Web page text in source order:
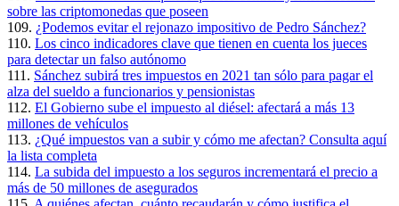
sobre las criptomonedas que poseen
109. ¿Podemos evitar el rejonazo impositivo de Pedro Sánchez?
110. Los cinco indicadores clave que tienen en cuenta los jueces
para detectar un falso autónomo
111. Sánchez subirá tres impuestos en 2021 tan sólo para pagar el
alza del sueldo a funcionarios y pensionistas
112. El Gobierno sube el impuesto al diésel: afectará a más 13
millones de vehículos
113. ¿Qué impuestos van a subir y cómo me afectan? Consulta aquí
la lista completa
114. La subida del impuesto a los seguros incrementará el precio a
más de 50 millones de asegurados